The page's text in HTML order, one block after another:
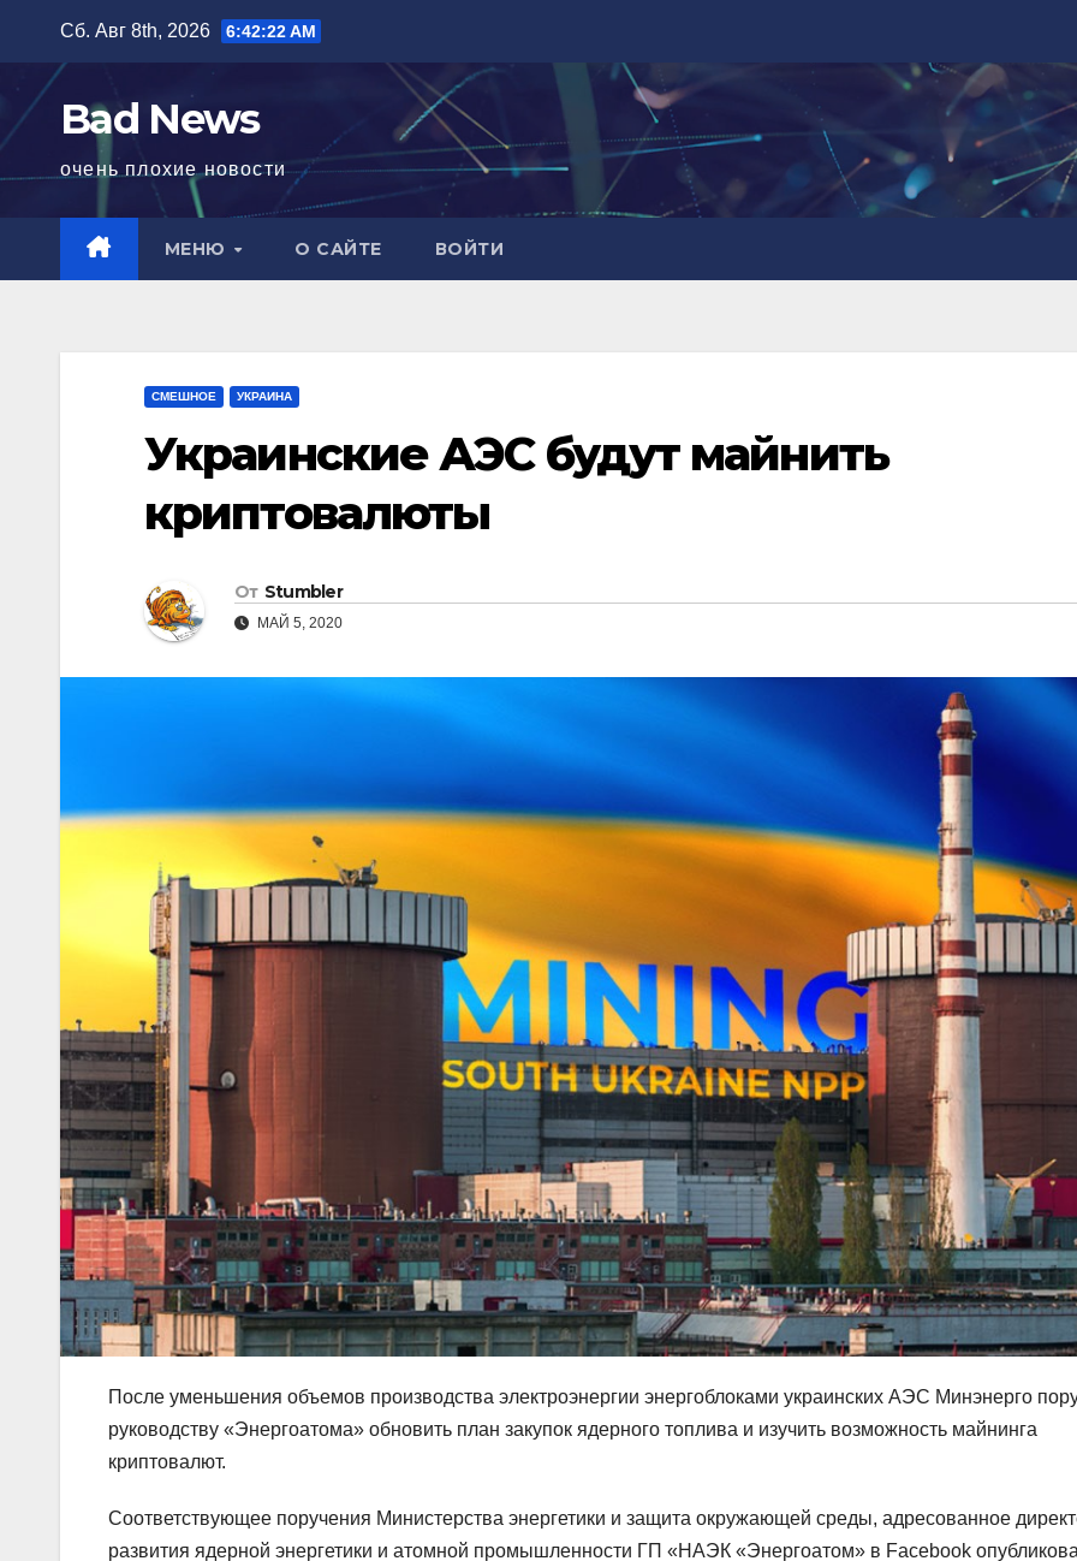
содержимому
Сб. Авг 8th, 2026 6:42:23 AM
Bad News
очень плохие новости
МЕНЮ О САЙТЕ ВОЙТИ
СМЕШНОЕ УКРАИНА
Украинские АЭС будут майнить
криптовалюты
От Stumbler
МАЙ 5, 2020
После уменьшения объемов производства электроэнергии энергоблоками украинских АЭС Минэнерго
руководству «Энергоатома» обновить план закупок ядерного топлива и изучить возможность майнинга
криптовалют.
Соответствующее поручения Министерства энергетики и защита окружающей среды, адресованное
развития ядерной энергетики и атомной промышленности ГП «НАЭК «Энергоатом» в Facebook